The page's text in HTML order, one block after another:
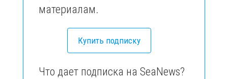
материалам.
Купить подписку
Что дает подписка на SeaNews?